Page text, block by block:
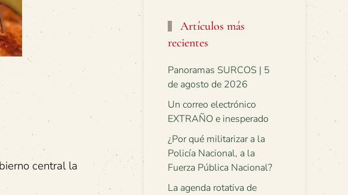
central la
Artículos más
recientes
Panoramas SURCOS | 5
de agosto de 2026
Un correo electrónico
EXTRAÑO e inesperado
¿Por qué militarizar a la
Policía Nacional, a la
Fuerza Pública Nacional?
La agenda rotativa de